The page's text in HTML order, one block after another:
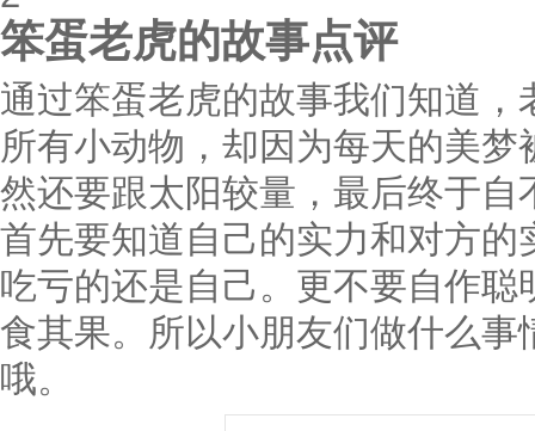
笨蛋老虎的故事点评
通过笨蛋老虎的故事我们知道
所有小动物，却因为每天的美
然还要跟太阳较量，最后终于
首先要知道自己的实力和对方
吃亏的还是自己。更不要自作
食其果。所以小朋友们做什么
哦。